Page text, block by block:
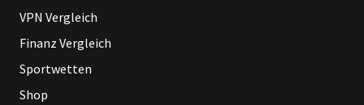
VPN Vergleich
Finanz Vergleich
Sportwetten
Shop